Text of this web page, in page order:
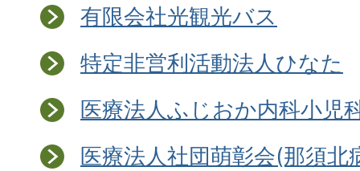
有限会社光観光バス
特定非営利活動法人ひなた
医療法人ふじおか内科小児
医療法人社団萌彰会(那須北